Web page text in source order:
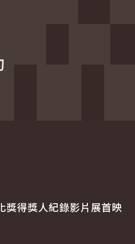
獎得獎人紀錄影片展首映